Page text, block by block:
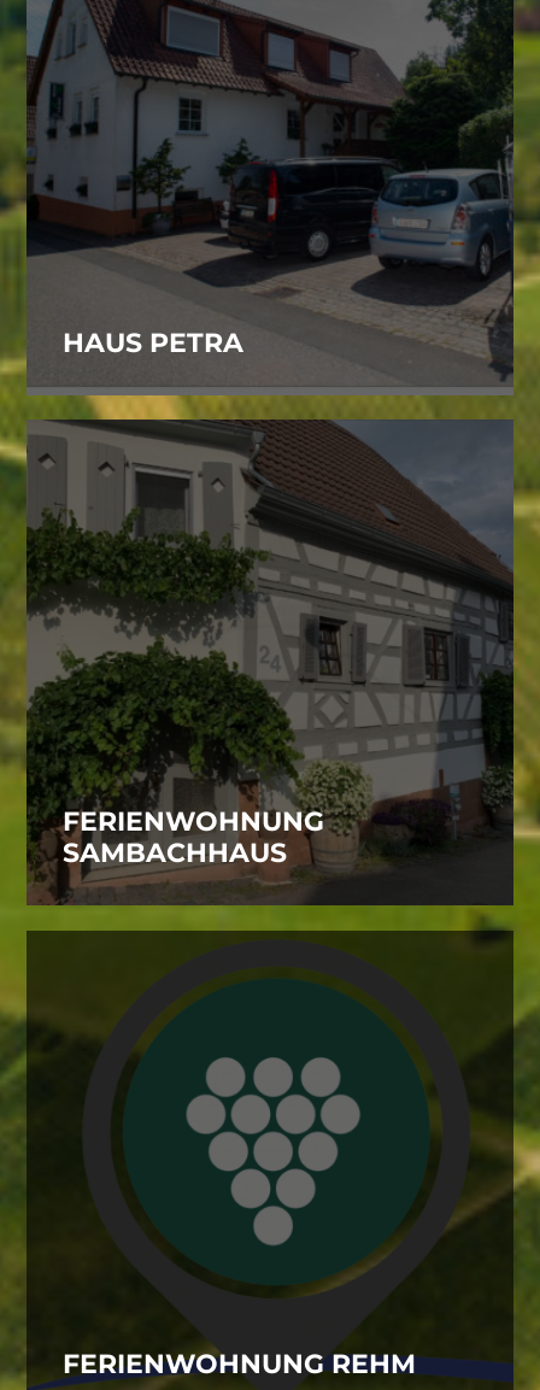
HAUS PETRA
FERIENWOHNUNG
SAMBACHHAUS
FERIENWOHNUNG REHM